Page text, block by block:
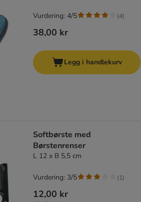
38,00 kr
Vurdering: 4/5 (4)
Legg i handlekurv
Softbørste med
Børstenrenser
L 12 x B 5,5 cm
12,00 kr
Vurdering: 3/5 (1)